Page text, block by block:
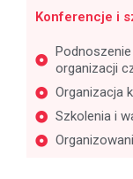
Konferencje i
organizacji
Organizacja
Szkolenia i